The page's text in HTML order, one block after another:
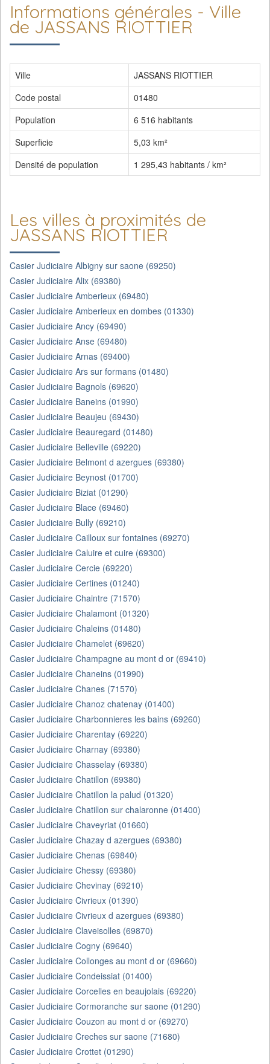
Informations générales - Ville
de JASSANS RIOTTIER
Ville
JASSANS RIOTTIER
Code postal
01480
Population
6 516 habitants
Superficie
5,03 km²
Densité de population
1 295,43 habitants / km²
Les villes à proximités de
JASSANS RIOTTIER
Casier Judiciaire Albigny sur saone (69250)
Casier Judiciaire Alix (69380)
Casier Judiciaire Amberieux (69480)
Casier Judiciaire Amberieux en dombes (01330)
Casier Judiciaire Ancy (69490)
Casier Judiciaire Anse (69480)
Casier Judiciaire Arnas (69400)
Casier Judiciaire Ars sur formans (01480)
Casier Judiciaire Bagnols (69620)
Casier Judiciaire Baneins (01990)
Casier Judiciaire Beaujeu (69430)
Casier Judiciaire Beauregard (01480)
Casier Judiciaire Belleville (69220)
Casier Judiciaire Belmont d azergues (69380)
Casier Judiciaire Beynost (01700)
Casier Judiciaire Biziat (01290)
Casier Judiciaire Blace (69460)
Casier Judiciaire Bully (69210)
Casier Judiciaire Cailloux sur fontaines (69270)
Casier Judiciaire Caluire et cuire (69300)
Casier Judiciaire Cercie (69220)
Casier Judiciaire Certines (01240)
Casier Judiciaire Chaintre (71570)
Casier Judiciaire Chalamont (01320)
Casier Judiciaire Chaleins (01480)
Casier Judiciaire Chamelet (69620)
Casier Judiciaire Champagne au mont d or (69410)
Casier Judiciaire Chaneins (01990)
Casier Judiciaire Chanes (71570)
Casier Judiciaire Chanoz chatenay (01400)
Casier Judiciaire Charbonnieres les bains (69260)
Casier Judiciaire Charentay (69220)
Casier Judiciaire Charnay (69380)
Casier Judiciaire Chasselay (69380)
Casier Judiciaire Chatillon (69380)
Casier Judiciaire Chatillon la palud (01320)
Casier Judiciaire Chatillon sur chalaronne (01400)
Casier Judiciaire Chaveyriat (01660)
Casier Judiciaire Chazay d azergues (69380)
Casier Judiciaire Chenas (69840)
Casier Judiciaire Chessy (69380)
Casier Judiciaire Chevinay (69210)
Casier Judiciaire Civrieux (01390)
Casier Judiciaire Civrieux d azergues (69380)
Casier Judiciaire Claveisolles (69870)
Casier Judiciaire Cogny (69640)
Casier Judiciaire Collonges au mont d or (69660)
Casier Judiciaire Condeissiat (01400)
Casier Judiciaire Corcelles en beaujolais (69220)
Casier Judiciaire Cormoranche sur saone (01290)
Casier Judiciaire Couzon au mont d or (69270)
Casier Judiciaire Creches sur saone (71680)
Casier Judiciaire Crottet (01290)